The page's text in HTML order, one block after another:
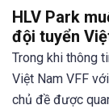
HLV Park
đội tuyển
Trong khi thông
Việt Nam VFF
chủ đề được